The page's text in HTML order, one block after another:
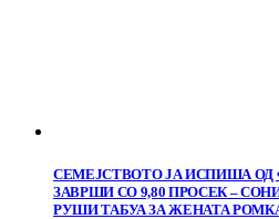
СЕМЕЈСТВОТО ЈА ИСПИША ОД
ЗАВРШИ СО 9,80 ПРОСЕК –
РУШИ ТАБУА ЗА ЖЕНАТА